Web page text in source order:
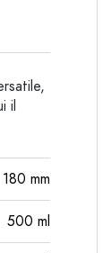
il
180 mm
500 ml